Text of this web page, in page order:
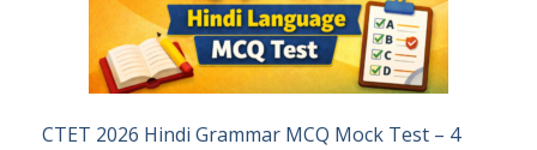
CTET 2026 Hindi Grammar MCQ Mock Test – 4